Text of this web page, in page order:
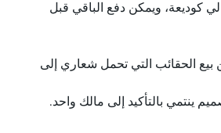
كوديعة، ويمكن دفع الباقي قبل
الحقائب التي تحمل شعاري إلى
ينتمي بالتأكيد إلى مالك واحد.